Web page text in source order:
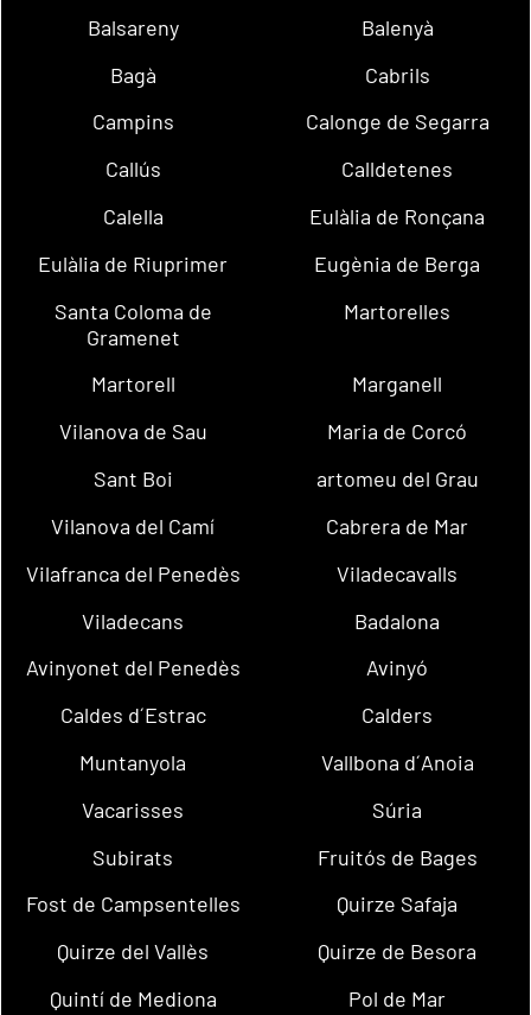
Balsareny
Balenyà
Bagà
Cabrils
Campins
Calonge de Segarra
Callús
Calldetenes
Calella
Eulàlia de Ronçana
Eulàlia de Riuprimer
Eugènia de Berga
Santa Coloma de
Gramenet
Martorelles
Martorell
Marganell
Vilanova de Sau
Maria de Corcó
Sant Boi
artomeu del Grau
Vilanova del Camí
Cabrera de Mar
Vilafranca del Penedès
Viladecavalls
Viladecans
Badalona
Avinyonet del Penedès
Avinyó
Caldes d´Estrac
Calders
Muntanyola
Vallbona d´Anoia
Vacarisses
Súria
Subirats
Fruitós de Bages
Fost de Campsentelles
Quirze Safaja
Quirze del Vallès
Quirze de Besora
Quintí de Mediona
Pol de Mar